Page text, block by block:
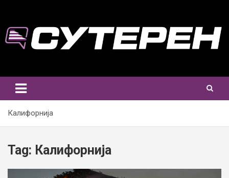
content
Калифорнија
Tag: Калифорнија